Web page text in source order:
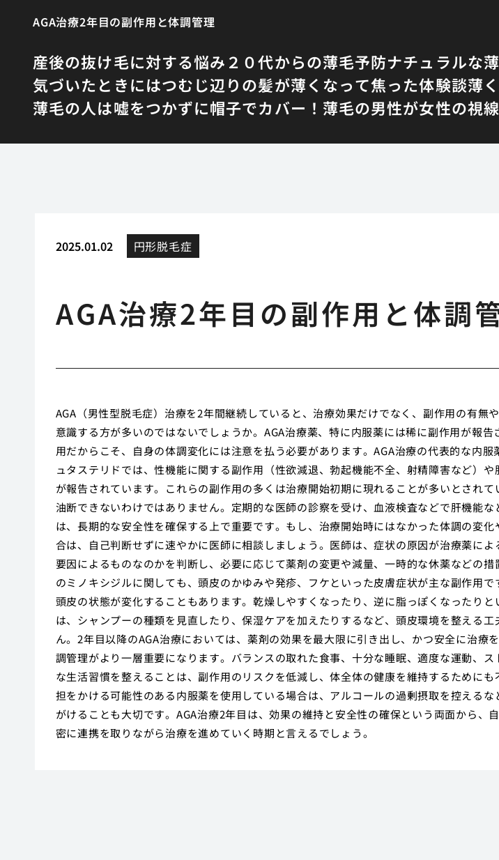
AGA治療2年目の副作用と体調管理
産後の抜け毛に対する悩み ２０代からの薄毛予防ナチュラルな
気づいたときにはつむじ辺りの髪が薄くなって焦った体験談薄
薄毛の人は嘘をつかずに帽子でカバー！ 薄毛の男性が女性の視
2025.01.02 円形脱毛症
AGA治療2年目の副作用と体調
AGA（男性型脱毛症）治療を2年間継続していると、治療効果だけでなく、副作用の有無
意識する方が多いのではないでしょうか。AGA治療薬、特に内服薬には稀に副作用が報
用だからこそ、自身の体調変化には注意を払う必要があります。AGA治療の代表的な内
ュタステリドでは、性機能に関する副作用（性欲減退、勃起機能不全、射精障害など）
が報告されています。これらの副作用の多くは治療開始初期に現れることが多いとされて
油断できないわけではありません。定期的な医師の診察を受け、血液検査などで肝機能
は、長期的な安全性を確保する上で重要です。もし、治療開始時にはなかった体調の変
合は、自己判断せずに速やかに医師に相談しましょう。医師は、症状の原因が治療薬に
要因によるものなのかを判断し、必要に応じて薬剤の変更や減量、一時的な休薬などの
のミノキシジルに関しても、頭皮のかゆみや発疹、フケといった皮膚症状が主な副作用で
頭皮の状態が変化することもあります。乾燥しやすくなったり、逆に脂っぽくなったり
は、シャンプーの種類を見直したり、保湿ケアを加えたりするなど、頭皮環境を整える
ん。2年目以降のAGA治療においては、薬剤の効果を最大限に引き出し、かつ安全に治療
調管理がより一層重要になります。バランスの取れた食事、十分な睡眠、適度な運動、
な生活習慣を整えることは、副作用のリスクを低減し、体全体の健康を維持するために
担をかける可能性のある内服薬を使用している場合は、アルコールの過剰摂取を控える
がけることも大切です。AGA治療2年目は、効果の維持と安全性の確保という両面から、
密に連携を取りながら治療を進めていく時期と言えるでしょう。